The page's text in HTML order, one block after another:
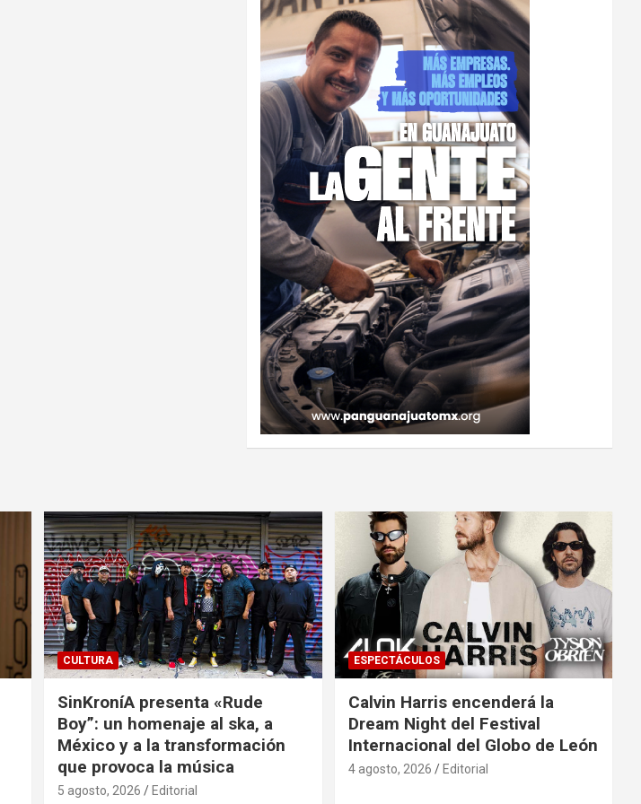
CULTURA
SinKroníA presenta «Rude
Boy”: un homenaje al ska, a
México y a la transformación
que provoca la música
5 agosto, 2026 Editorial
ESPECTÁCULOS
Calvin Harris encenderá la
Dream Night del Festival
Internacional del Globo de León
4 agosto, 2026 Editorial